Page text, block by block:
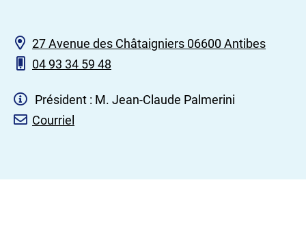
27 Avenue des Châtaigniers 06600 Antibes
04 93 34 59 48
Président : M. Jean-Claude Palmerini
Courriel